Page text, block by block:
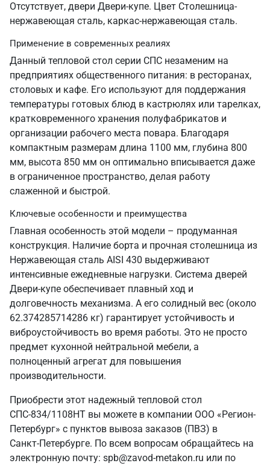
Отсутствует, двери Двери-купе. Цвет Столешница-
нержавеющая сталь, каркас-нержавеющая сталь.
Применение в современных реалиях
Данный тепловой стол серии СПС незаменим на
предприятиях общественного питания: в ресторанах,
столовых и кафе. Его используют для поддержания
температуры готовых блюд в кастрюлях или тарелках,
кратковременного хранения полуфабрикатов и
организации рабочего места повара. Благодаря
компактным размерам длина 1100 мм, глубина 800
мм, высота 850 мм он оптимально вписывается даже
в ограниченное пространство, делая работу
слаженной и быстрой.
Ключевые особенности и преимущества
Главная особенность этой модели – продуманная
конструкция. Наличие борта и прочная столешница из
Нержавеющая сталь AISI 430 выдерживают
интенсивные ежедневные нагрузки. Система дверей
Двери-купе обеспечивает плавный ход и
долговечность механизма. А его солидный вес (около
62.374285714286 кг) гарантирует устойчивость и
виброустойчивость во время работы. Это не просто
предмет кухонной нейтральной мебели, а
полноценный агрегат для повышения
производительности.
Приобрести этот надежный тепловой стол
СПС-834/1108НТ вы можете в компании ООО «Регион-
Петербург» с пунктов вывоза заказов (ПВЗ) в
Санкт‑Петербурге. По всем вопросам обращайтесь на
электронную почту: spb@zavod-metakon.ru или по